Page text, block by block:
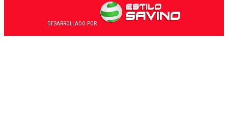
DESARROLLADO POR